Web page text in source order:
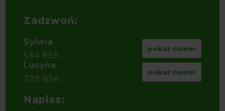
Zadzwoń:
Sylwia
534 853 ...
pokaż numer
Lucyna
729 856 ...
pokaż numer
Napisz: